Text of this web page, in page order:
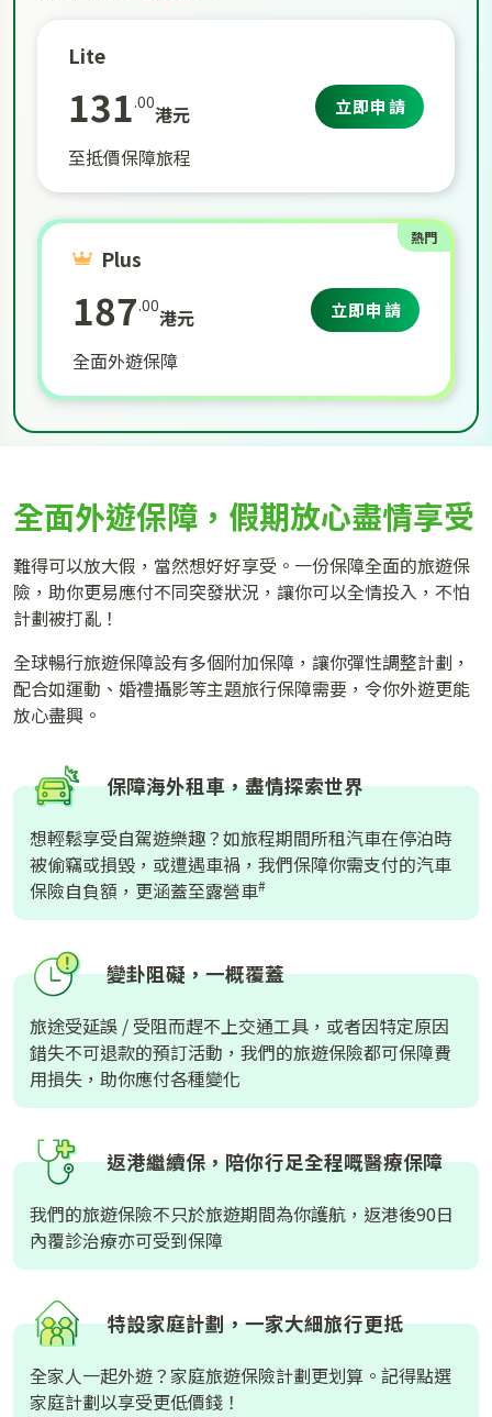
Lite
131.00港元
至抵價保障旅程
立即申請
Plus
熱門
187.00港元
全面外遊保障
立即申請
全面外遊保障，假期放心盡情享受
難得可以放大假，當然想好好享受。一份保障全面的旅遊保
險，助你更易應付不同突發狀況，讓你可以全情投入，不怕
計劃被打亂！
全球暢行旅遊保障設有多個附加保障，讓你彈性調整計劃，
配合如運動、婚禮攝影等主題旅行保障需要，令你外遊更能
放心盡興。
保障海外租車，盡情探索世界
想輕鬆享受自駕遊樂趣？如旅程期間所租汽車在停泊時
被偷竊或損毀，或遭遇車禍，我們保障你需支付的汽車
保險自負額，更涵蓋至露營車#
變卦阻礙，一概覆蓋
旅途受延誤 / 受阻而趕不上交通工具，或者因特定原因
錯失不可退款的預訂活動，我們的旅遊保險都可保障費
用損失，助你應付各種變化
返港繼續保，陪你行足全程嘅醫療保障
我們的旅遊保險不只於旅遊期間為你護航，返港後90日
內覆診治療亦可受到保障
特設家庭計劃，一家大細旅行更抵
全家人一起外遊？家庭旅遊保險計劃更划算。記得點選
家庭計劃以享受更低價錢！